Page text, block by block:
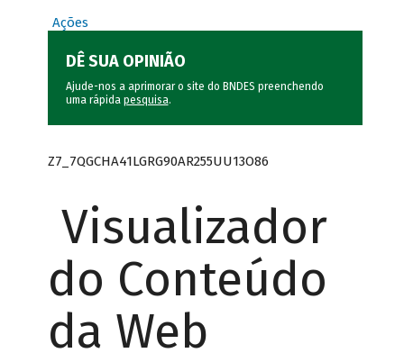
Ações
DÊ SUA OPINIÃO
Ajude-nos a aprimorar o site do BNDES preenchendo
uma rápida pesquisa.
Z7_7QGCHA41LGRG90AR255UU13O86
Visualizador
do Conteúdo
da Web